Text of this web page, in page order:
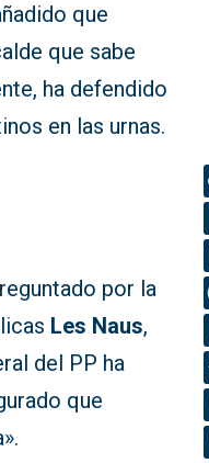
que
que sabe
ha defendido
en las urnas.
por la
Les Naus,
del PP ha
que